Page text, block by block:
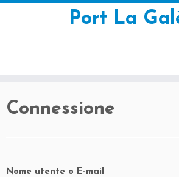
al
Port La
Connessione
Nome utente o E-mail